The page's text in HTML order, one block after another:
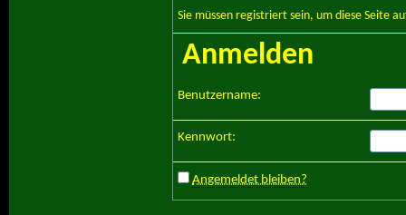
Sie müssen registriert sein, um diese Seite
Anmelden
Benutzername:
Kennwort:
Angemeldet bleiben?